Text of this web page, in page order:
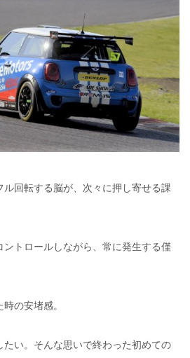
回転する脳が、次々に押し寄せる課
トロールしながら、常に発生する僅
の安堵感。
たい。そんな思いで終わった初めての